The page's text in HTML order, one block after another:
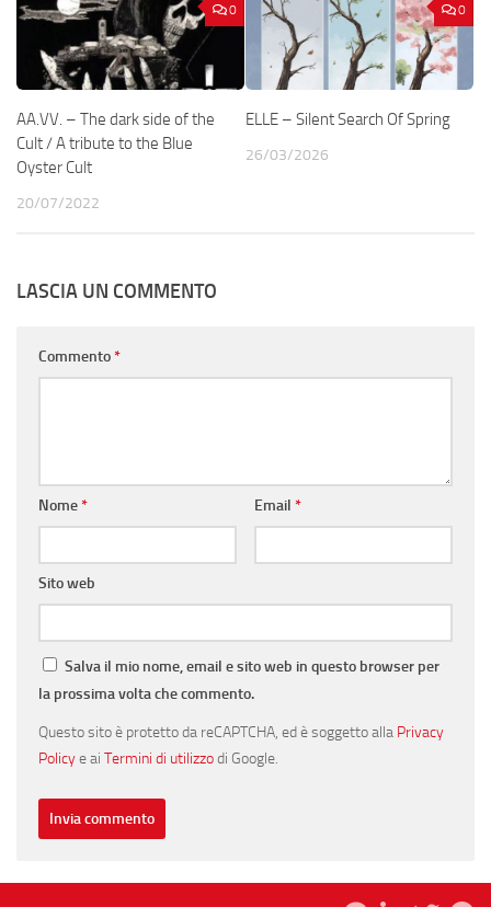
0
AA.VV. – The dark side of the
Cult / A tribute to the Blue
Oyster Cult
20/07/2022
0
ELLE – Silent Search Of Spring
26/03/2026
LASCIA UN COMMENTO
Commento*
Nome* Email *
Sito web
Salva il mio nome, email e sito web in questo browser per
la prossima volta che commento.
Questo sito è protetto da reCAPTCHA, ed è soggetto alla Privacy
Policye ai Termini di utilizzodi Google.